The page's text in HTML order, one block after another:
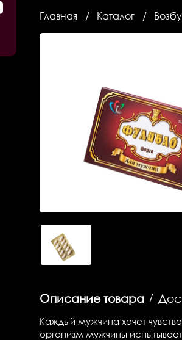
Главная Каталог
Описание товара/
Каждый мужчина хочет
организм мужчины